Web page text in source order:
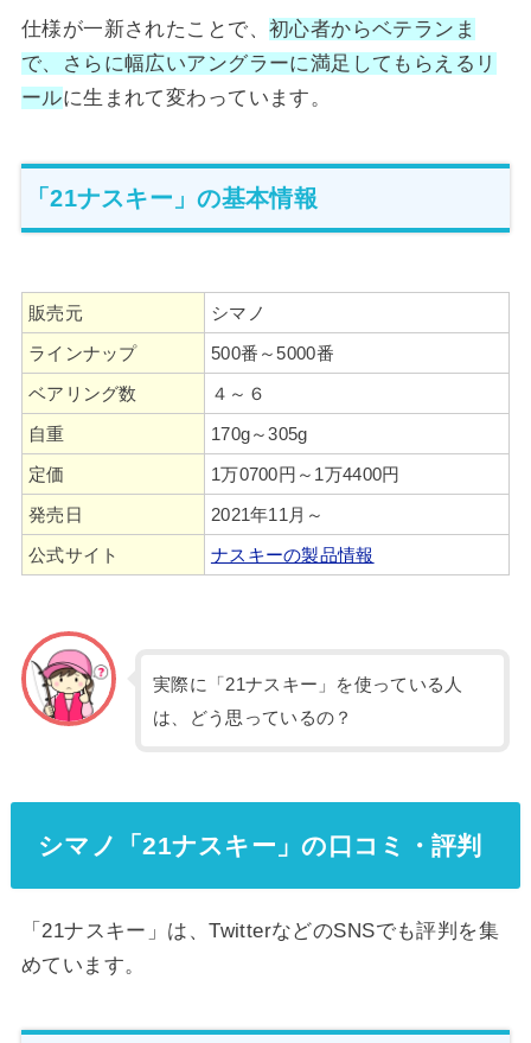
仕様が一新されたことで、 初心者からベテランま
で、さらに幅広いアングラーに満足してもらえるリ
ールに生まれて変わっています。
「21ナスキー」の基本情報
販売元
シマノ
ラインナップ
500番～5000番
ベアリング数
４～６
自重
170g～305g
定価
1万0700円～1万4400円
発売日
2021年11月～
公式サイト
ナスキーの製品情報
実際に「21ナスキー」を使っている人
は、どう思っているの？
シマノ「21ナスキー」の口コミ・評判
「21ナスキー」は、TwitterなどのSNSでも評判を集
めています。